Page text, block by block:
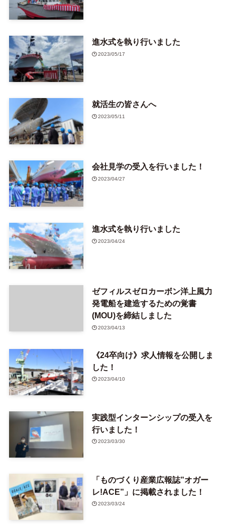
進水式を執り行いました
2023/05/17
就活生の皆さんへ
2023/05/11
会社見学の受入を行いました！
2023/04/27
進水式を執り行いました
2023/04/24
ゼフィルスゼロカーボン洋上風力
発電船を建造するための覚書
(MOU)を締結しました
2023/04/13
《24卒向け》求人情報を公開しま
した！
2023/04/10
実践型インターンシップの受入を
行いました！
2023/03/30
「ものづくり産業広報誌”オガー
レ!ACE”」に掲載されました！
2023/03/24